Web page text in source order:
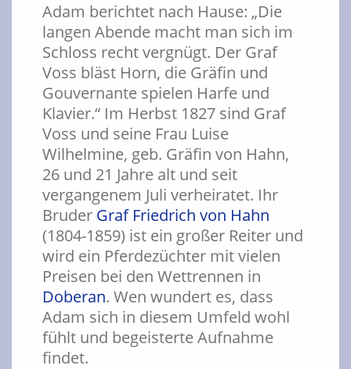
Adam berichtet nach Hause: „Die
langen Abende macht man sich im
Schloss recht vergnügt. Der Graf
Voss bläst Horn, die Gräfin und
Gouvernante spielen Harfe und
Klavier.“ Im Herbst 1827 sind Graf
Voss und seine Frau Luise
Wilhelmine, geb. Gräfin von Hahn,
26 und 21 Jahre alt und seit
vergangenem Juli verheiratet. Ihr
Bruder Graf Friedrich von Hahn
(1804-1859) ist ein großer Reiter und
wird ein Pferdezüchter mit vielen
Preisen bei den Wettrennen in
Doberan. Wen wundert es, dass
Adam sich in diesem Umfeld wohl
fühlt und begeisterte Aufnahme
findet.